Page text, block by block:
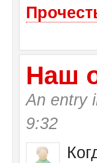
Наш
An entry
9:32